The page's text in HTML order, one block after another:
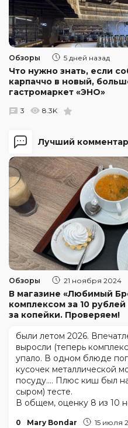
Лучший
Обзоры 21 ноября 2024
В магазине «Любимый
комплексом за 10
за копейки. Проверяем!
были летом 2026.
выросли (теперь
упало. В одном блюде
кусочек металлической
посуду.... Плюс киш был
сыром) тесте.
В общем, оценку 8 из 10
0 Mary Bondar 15 июля
Обзоры 5 дней назад
Что нужно знать, если
карпаччо в новый,
гастромаркет «ЭНО»
3 8.3K